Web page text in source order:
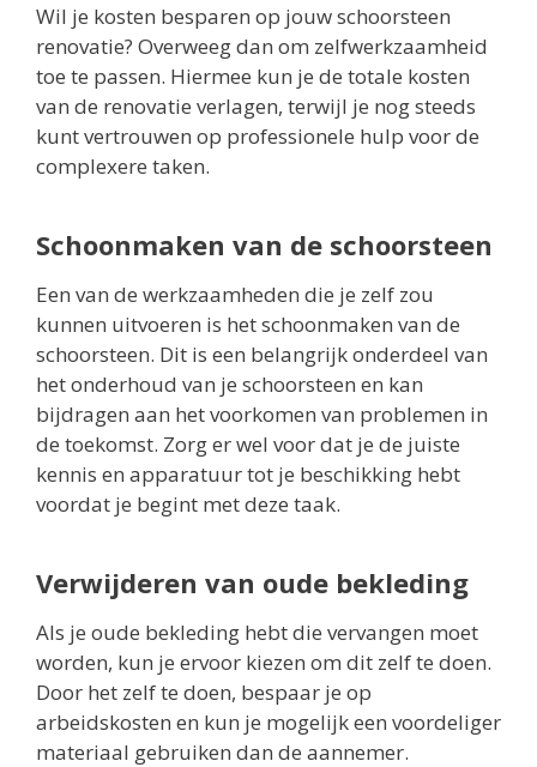
Wil je kosten besparen op jouw schoorsteen
renovatie? Overweeg dan om zelfwerkzaamheid
toe te passen. Hiermee kun je de totale kosten
van de renovatie verlagen, terwijl je nog steeds
kunt vertrouwen op professionele hulp voor de
complexere taken.
Schoonmaken van de schoorsteen
Een van de werkzaamheden die je zelf zou
kunnen uitvoeren is het schoonmaken van de
schoorsteen. Dit is een belangrijk onderdeel van
het onderhoud van je schoorsteen en kan
bijdragen aan het voorkomen van problemen in
de toekomst. Zorg er wel voor dat je de juiste
kennis en apparatuur tot je beschikking hebt
voordat je begint met deze taak.
Verwijderen van oude bekleding
Als je oude bekleding hebt die vervangen moet
worden, kun je ervoor kiezen om dit zelf te doen.
Door het zelf te doen, bespaar je op
arbeidskosten en kun je mogelijk een voordeliger
materiaal gebruiken dan de aannemer.